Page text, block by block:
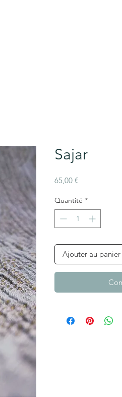
Sajar
65,00 €Prix
Quantité *
Ajouter au panier